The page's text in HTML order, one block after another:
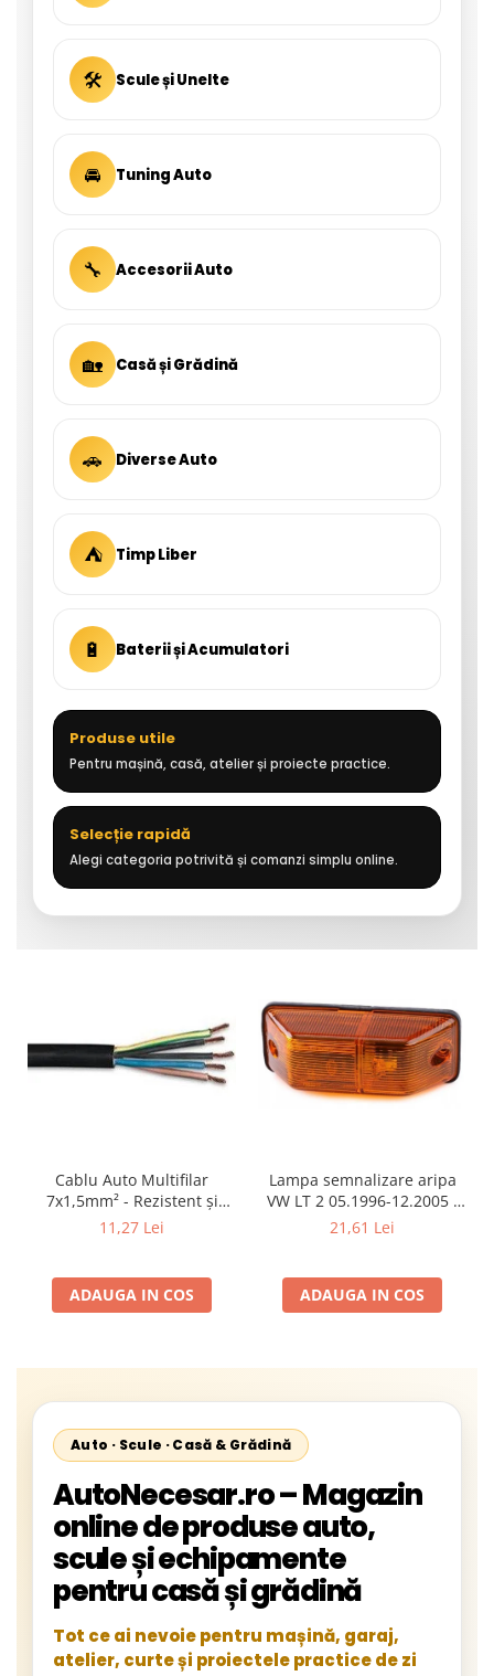
🛠 Scule și Unelte
🚘 Tuning Auto
🔧 Accesorii Auto
🏡 Casă și Grădină
🚗 Diverse Auto
⛺ Timp Liber
🔋 Baterii și Acumulatori
Produse utile
Pentru mașină, casă, atelier și proiecte practice.
Selecție rapidă
Alegi categoria potrivită și comanzi simplu online.
Cablu Auto Multifilar
7x1,5mm² - Rezistent și
Flexibil pentru Remorci 12V-
11,27 Lei
ADAUGA IN COS
Lampa semnalizare aripa
VW LT 2 05.1996-12.2005 ;
Mercedes Sprinter 1995-
Neoplan Euroliner,
Starliner,Centroliner,
21,61 Lei
ADAUGA IN COS
Auto · Scule · Casă & Grădină
AutoNecesar.ro – Magazin
online de produse auto,
scule și echipamente
pentru casă și grădină
Tot ce ai nevoie pentru mașină, garaj,
atelier, curte și proiectele practice de zi